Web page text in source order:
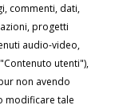
commenti, dati,
progetti
audio-video,
utenti"),
non avendo
modificare tale